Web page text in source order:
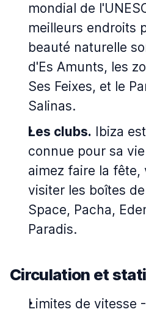
mondial de
meilleurs endroits
beauté naturelle
d'Es Amunts, les
Ses Feixes, et le
Salinas.
Les clubs. Ibiza
connue pour sa
aimez faire la fête,
visiter les boîtes
Space, Pacha,
Paradis.
Circulation et
Limites de vitesse